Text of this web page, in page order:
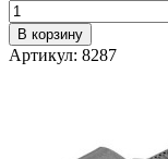
В корзину
Артикул: 8287